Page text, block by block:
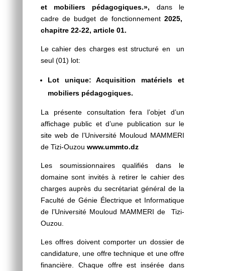
et mobiliers pédagogiques.», dans le
cadre de budget de fonctionnement2025,
chapitre 22-22, article 01.
Le cahier des charges est structuré en un
seul (01) lot:
Lot unique: Acquisition matériels et
mobiliers pédagogiques.
La présente consultation fera l’objet d’un
affichage public et d’une publication sur le
site web de l’Université Mouloud MAMMERI
de Tizi-Ouzou www.ummto.dz
Les soumissionnaires qualifiés dans le
domaine sont invités à retirer le cahier des
charges auprès du secrétariat général de la
Faculté de Génie Électrique et Informatique
de l’Université Mouloud MAMMERI de Tizi-
Ouzou.
Les offres doivent comporter un dossier de
candidature, une offre technique et une offre
financière. Chaque offre est insérée dans